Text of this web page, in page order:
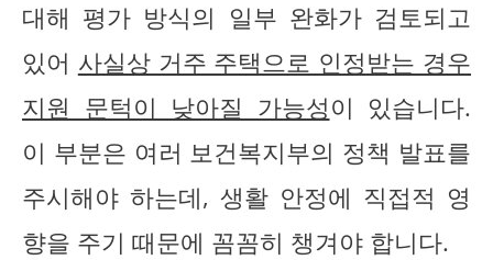
대해 평가 방식의 일부 완화가 검토되고
있어 사실상 거주 주택으로 인정받는 경우
지원 문턱이 낮아질 가능성이 있습니다.
이 부분은 여러 보건복지부의 정책 발표를
주시해야 하는데, 생활 안정에 직접적 영
향을 주기 때문에 꼼꼼히 챙겨야 합니다.